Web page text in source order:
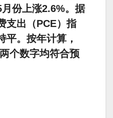
份上涨2.6%。据
支出（PCE）指
平。按年计算，
个数字均符合预